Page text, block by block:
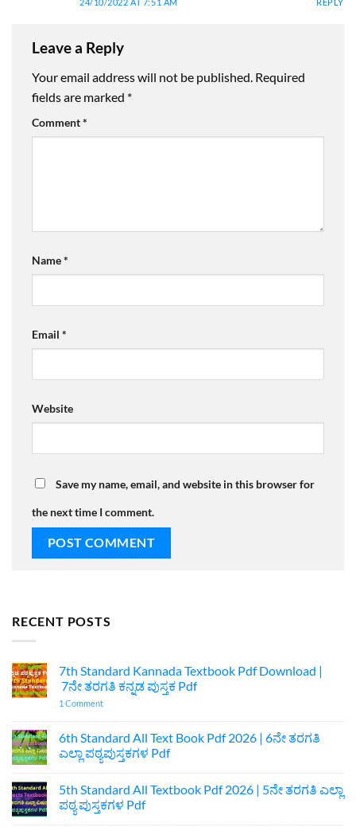
Leave a Reply
Your email address will not be published. Required
fields are marked *
Comment*
Name*
Email *
Website
Save my name, email, and website in this browser for
the next time I comment.
RECENT POSTS
7th Standard Kannada Textbook Pdf Download |
7ನೇ ತರಗತಿ ಕನ್ನಡ ಪುಸ್ತಕ Pdf
1 Commenton
Kannada
Textbook
Pdf
Download
7ನೇ
ತರಗತಿ
ಕನ್ನಡ
6th Standard All Text Book Pdf 2026 | 6ನೇ ತರಗತಿ
ಎಲ್ಲಾ ಪಠ್ಯಪುಸ್ತಕಗಳ Pdf
on
6th
Standard
5th Standard All Textbook Pdf 2026 | 5ನೇ ತರಗತಿ ಎಲ್ಲಾ
ಪಠ್ಯ ಪುಸ್ತಕಗಳ Pdf